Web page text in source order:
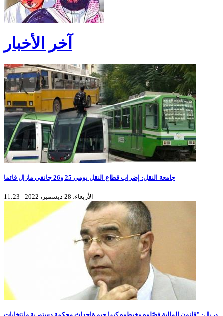
آخر الأخبار
جامعة النقل: إضراب قطاع النقل يومي 25 و26 جانفي مازال قائما
الأربعاء، 28 ديسمبر، 2022 - 11:23
دربال: "قانون المالية فصّلوه وخيطوه كيما حبو ةإحداث محكمة دستورية وانتخابات